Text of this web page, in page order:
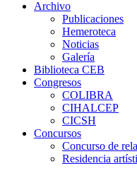
Archivo
Publicaciones
Hemeroteca
Noticias
Galería
Biblioteca CEB
Congresos
COLIBRA
CIHALCEP
CICSH
Concursos
Concurso de
Residencia